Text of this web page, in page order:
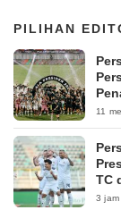
PILIHAN
11
TC
3